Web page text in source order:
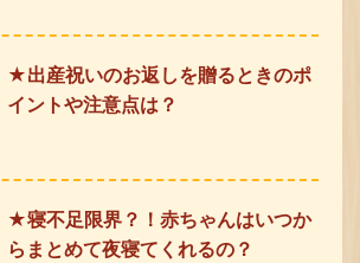
★出産祝いのお返しを贈るときのポ
イントや注意点は？
★寝不足限界？！赤ちゃんはいつか
らまとめて夜寝てくれるの？